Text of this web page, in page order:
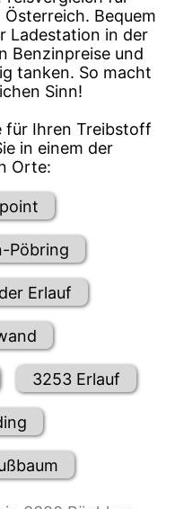
Bequem
Ladestation in der
Benzinpreise und
tanken. So macht
Sinn!
für Ihren Treibstoff
in einem der
Orte:
Pöbring
Erlauf
3253 Erlauf